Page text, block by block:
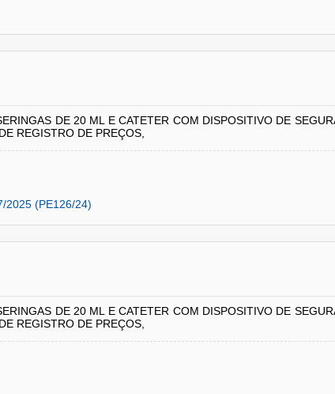
DE 20 ML E CATETER COM DISPOSITIVO DE
REGISTRO DE PREÇOS,
2025 (PE126/24)
DE 20 ML E CATETER COM DISPOSITIVO DE
REGISTRO DE PREÇOS,